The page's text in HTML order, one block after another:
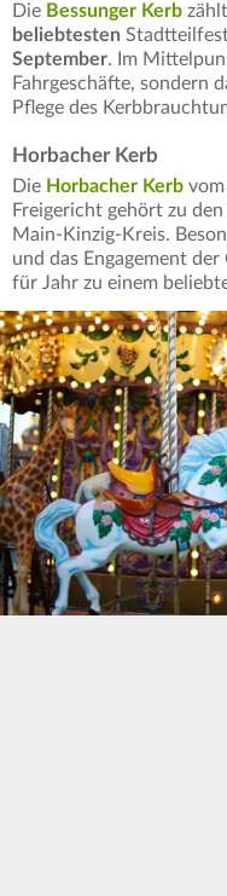
Die Bessunger Kerb
beliebtesten
September. Im
Fahrgeschäfte, sondern
Pflege des
Horbacher Kerb
Die Horbacher Kerb vom
Freigericht gehört zu
Main-Kinzig-Kreis.
und das Engagement
für Jahr zu einem